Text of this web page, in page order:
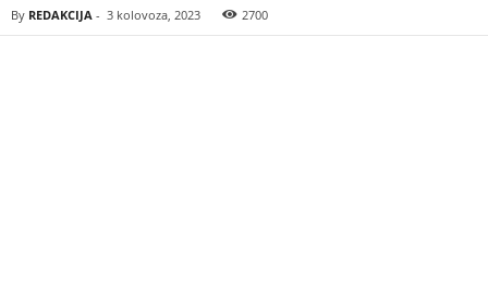
By REDAKCIJA - 3 kolovoza, 2023 2700